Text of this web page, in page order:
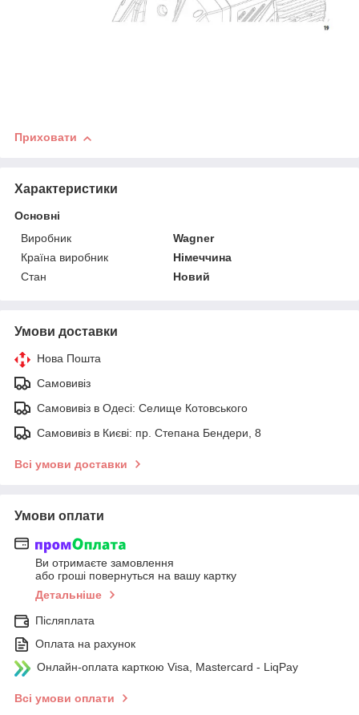
Приховати
Характеристики
Основні
Виробник
Wagner
Країна виробник
Німеччина
Стан
Новий
Умови доставки
Нова Пошта
Самовивіз
Самовивіз в Одесі: Селище Котовського
Самовивіз в Києві: пр. Степана Бендери, 8
Всі умови доставки
Умови оплати
Ви отримаєте замовлення
або гроші повернуться на вашу картку
Детальніше
Післяплата
Оплата на рахунок
Онлайн-оплата карткою Visa, Mastercard - LiqPay
Всі умови оплати